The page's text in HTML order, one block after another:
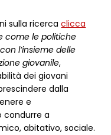
sulla ricercaclicca
come le politiche
l’insieme delle
giovanile,
dei giovani
dalla
e
condurre a
abitativo, sociale.